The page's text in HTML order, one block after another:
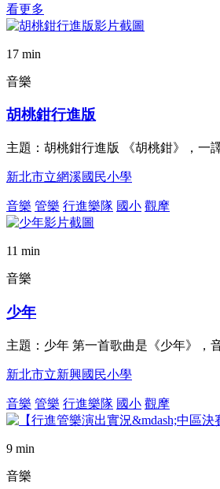
看更多
17 min
音樂
胡桃鉗行進版
主題：胡桃鉗行進版 《胡桃鉗》，
新北市立網溪國民小學
音樂 管樂 行進樂隊 國小 觀摩
11 min
音樂
少年
主題：少年 第一首歌曲是《少年》
新北市立新興國民小學
音樂 管樂 行進樂隊 國小 觀摩
9 min
音樂